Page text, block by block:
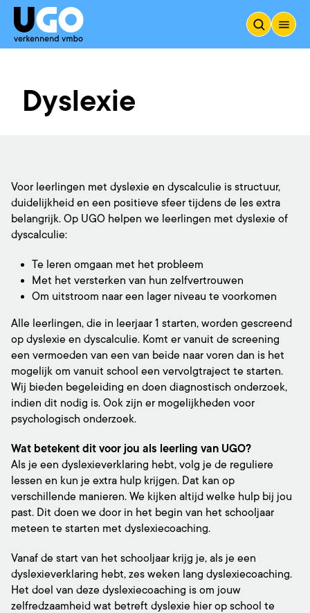
Dyslexie
Voor leerlingen met dyslexie en dyscalculie is structuur,
duidelijkheid en een positieve sfeer tijdens de les extra
belangrijk. Op UGO helpen we leerlingen met dyslexie of
dyscalculie:
Te leren omgaan met het probleem
Met het versterken van hun zelfvertrouwen
Om uitstroom naar een lager niveau te voorkomen
Alle leerlingen, die in leerjaar 1 starten, worden gescreend
op dyslexie en dyscalculie. Komt er vanuit de screening
een vermoeden van een van beide naar voren dan is het
mogelijk om vanuit school een vervolgtraject te starten.
Wij bieden begeleiding en doen diagnostisch onderzoek,
indien dit nodig is. Ook zijn er mogelijkheden voor
psychologisch onderzoek.
Wat betekent dit voor jou als leerling van UGO?
Als je een dyslexieverklaring hebt, volg je de reguliere
lessen en kun je extra hulp krijgen. Dat kan op
verschillende manieren. We kijken altijd welke hulp bij jou
past. Dit doen we door in het begin van het schooljaar
meteen te starten met dyslexiecoaching.
Vanaf de start van het schooljaar krijg je, als je een
dyslexieverklaring hebt, zes weken lang dyslexiecoaching.
Het doel van deze dyslexiecoaching is om jouw
zelfredzaamheid wat betreft dyslexie hier op school te